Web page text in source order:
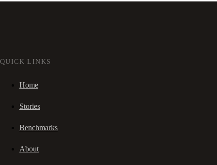
QUICK LINKS
Home
Stories
Benchmarks
About